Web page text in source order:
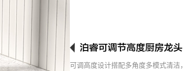
泊睿可调节高度厨房龙头
可调高度设计搭配多角度多模式清洁，